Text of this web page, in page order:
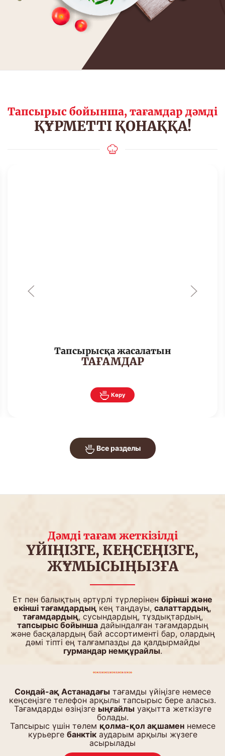
Тапсырыс бойынша, тағамдар дәмді
ҚҰРМЕТТІ ҚОНАҚҚА!
Тапсырысқа жасалатын
ТАҒАМДАР
Көру
Все разделы
Дәмді тағам жеткізілді
ҮЙІҢІЗГЕ, КЕҢСЕҢІЗГЕ,
ЖҰМЫСЫҢЫЗҒА
Ет пен балықтың әртүрлі түрлерінен бірінші және
екінші тағамдардың кең таңдауы, салаттардың,
тағамдардың, сусындардың, тұздықтардың,
тапсырыс бойыншадайындалған тағамдардың
және басқалардың бай ассортименті бар, олардың
дәмі тіпті ең талғампазды да қалдырмайды
гурмандар немқұрайлы.
Сондай-ақ Астанадағы тағамды үйіңізге немесе
кеңсеңізге телефон арқылы тапсырыс бере аласыз.
Тағамдарды өзіңізге ыңғайлы уақытта жеткізуге
болады.
Тапсырыс үшін төлем қолма-қол ақшаменнемесе
курьерге банктікаударым арқылы жүзеге
асырылады